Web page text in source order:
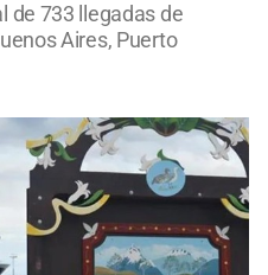
de 733 llegadas de
Aires, Puerto